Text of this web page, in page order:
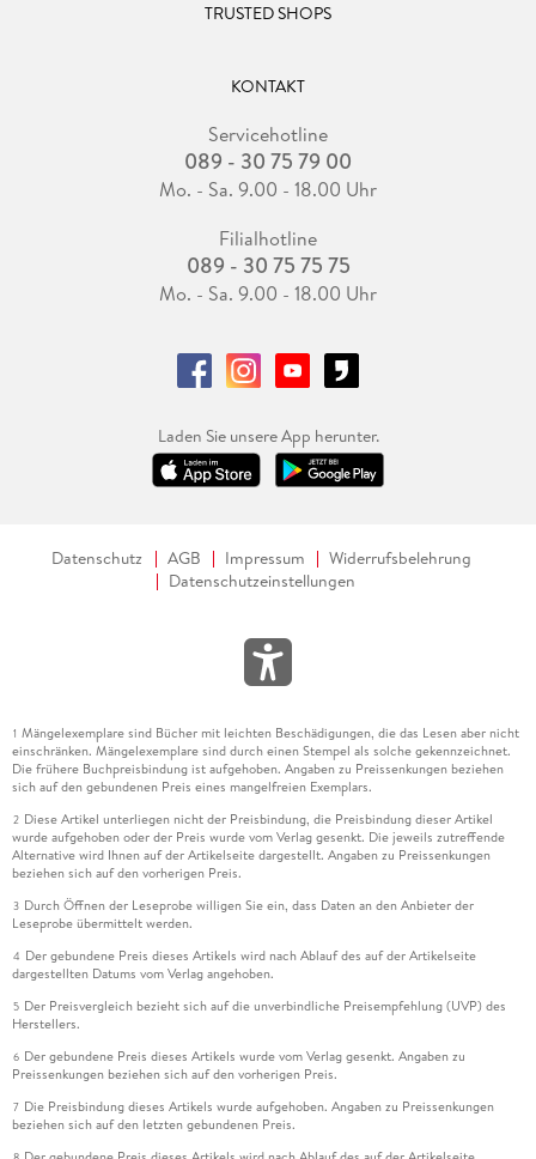
TRUSTED SHOPS
KONTAKT
Servicehotline
089 - 30 75 79 00
Mo. - Sa. 9.00 - 18.00 Uhr
Filialhotline
089 - 30 75 75 75
Mo. - Sa. 9.00 - 18.00 Uhr
Laden Sie unsere App herunter.
Datenschutz AGB Impressum
Widerrufsbelehrung
Datenschutzeinstellungen
1 Mängelexemplare sind Bücher mit leichten Beschädigungen, die das Lesen aber nicht
einschränken. Mängelexemplare sind durch einen Stempel als solche gekennzeichnet.
Die frühere Buchpreisbindung ist aufgehoben. Angaben zu Preissenkungen beziehen
sich auf den gebundenen Preis eines mangelfreien Exemplars.
2 Diese Artikel unterliegen nicht der Preisbindung, die Preisbindung dieser Artikel
wurde aufgehoben oder der Preis wurde vom Verlag gesenkt. Die jeweils zutreffende
Alternative wird Ihnen auf der Artikelseite dargestellt. Angaben zu Preissenkungen
beziehen sich auf den vorherigen Preis.
3 Durch Öffnen der Leseprobe willigen Sie ein, dass Daten an den Anbieter der
Leseprobe übermittelt werden.
4 Der gebundene Preis dieses Artikels wird nach Ablauf des auf der Artikelseite
dargestellten Datums vom Verlag angehoben.
5 Der Preisvergleich bezieht sich auf die unverbindliche Preisempfehlung (UVP) des
Herstellers.
6 Der gebundene Preis dieses Artikels wurde vom Verlag gesenkt. Angaben zu
Preissenkungen beziehen sich auf den vorherigen Preis.
7 Die Preisbindung dieses Artikels wurde aufgehoben. Angaben zu Preissenkungen
beziehen sich auf den letzten gebundenen Preis.